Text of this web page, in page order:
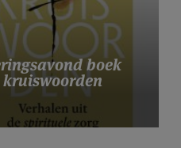
boek
kruiswoorden